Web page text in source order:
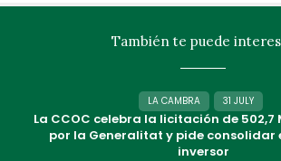
También te puede
LA CAMBRA 31 JULY
La CCOC celebra la licitación de
por la Generalitat y pide consolidar
inversor